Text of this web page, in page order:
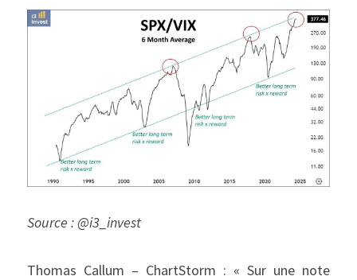
Source : @i3_invest
Thomas Callum – ChartStorm : « Sur une note